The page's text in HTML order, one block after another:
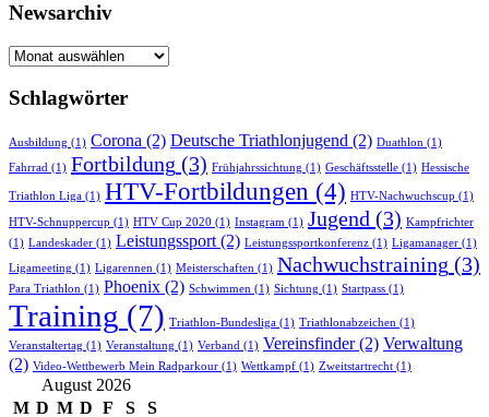
Newsarchiv
Newsarchiv
Schlagwörter
Ausbildung (1) Corona (2) Deutsche Triathlonjugend (2) Duathlon (1)
Fahrrad (1) Fortbildung (3) Frühjahrssichtung (1) Geschäftsstelle (1) Hessische
Triathlon Liga (1) HTV-Fortbildungen (4) HTV-Nachwuchscup (1)
HTV-Schnuppercup (1) HTV Cup 2020 (1) Instagram (1) Jugend (3) Kampfrichter
(1) Landeskader (1) Leistungssport(2) Leistungssportkonferenz (1) Ligamanager (1)
Ligameeting (1) Ligarennen (1) Meisterschaften (1) Nachwuchstraining (3)
Para Triathlon (1) Phoenix (2) Schwimmen (1) Sichtung (1) Startpass (1)
Training (7) Triathlon-Bundesliga (1) Triathlonabzeichen (1)
Veranstaltertag (1) Veranstaltung (1) Verband (1) Vereinsfinder(2) Verwaltung
(2) Video-Wettbewerb Mein Radparkour (1) Wettkampf (1) Zweitstartrecht (1)
August 2026
M D M D F S S